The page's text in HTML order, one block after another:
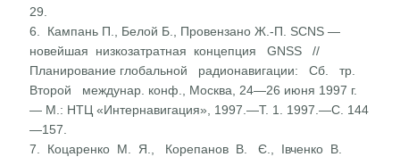
29.
6. Кампань П., Белой Б., Провензано Ж.-П. SCNS —
новей­шая низкозатратная концепция GNSS //
Планирование глобальной радионавигации: Сб. тр.
Второй междунар. конф., Москва, 24—26 июня 1997 г.
— М.: НТЦ «Интерна­вигация», 1997.—Т. 1. 1997.—С. 144
—157.
7. Коцаренко М. Я., Корепанов В. Є., Івченко В.